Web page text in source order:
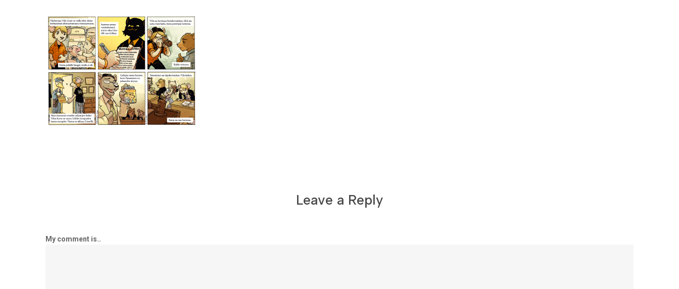
Leave a Reply
My comment is..